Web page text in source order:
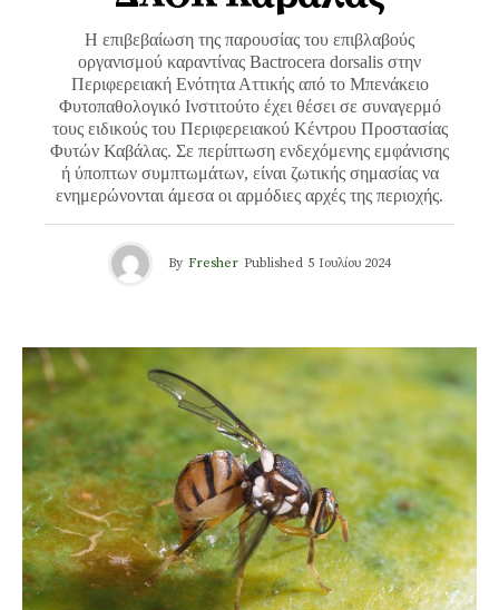
Η επιβεβαίωση της παρουσίας του επιβλαβούς
οργανισμού καραντίνας Bactrocera dorsalis στην
Περιφερειακή Ενότητα Αττικής από το Μπενάκειο
Φυτοπαθολογικό Ινστιτούτο έχει θέσει σε συναγερμό
τους ειδικούς του Περιφερειακού Κέντρου Προστασίας
Φυτών Καβάλας. Σε περίπτωση ενδεχόμενης εμφάνισης
ή ύποπτων συμπτωμάτων, είναι ζωτικής σημασίας να
ενημερώνονται άμεσα οι αρμόδιες αρχές της περιοχής.
By Fresher Published 5 Ιουλίου 2024